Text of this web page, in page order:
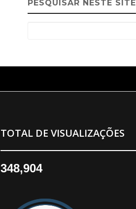
PESQUISAR NESTE SITE
TOTAL DE VISUALIZAÇÕES
348,904